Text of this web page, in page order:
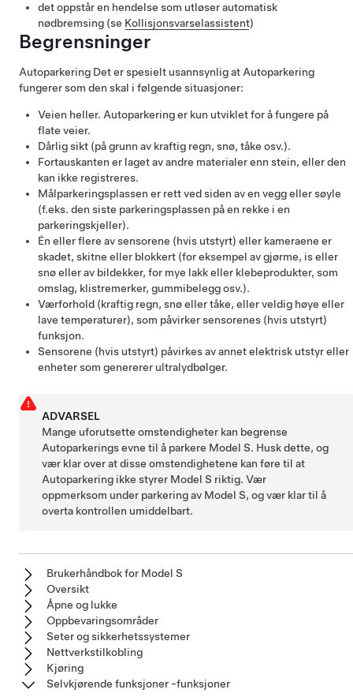
det oppstår en hendelse som utløser automatisk
nødbremsing (se Kollisjonsvarselassistent)
Begrensninger
Autoparkering Det er spesielt usannsynlig at Autoparkering
fungerer som den skal i følgende situasjoner:
Veien heller. Autoparkeringer kun utviklet for å fungere på
flate veier.
Dårlig sikt (på grunn av kraftig regn, snø, tåke osv.).
Fortauskanten er laget av andre materialer enn stein, eller den
kan ikke registreres.
Målparkeringsplassen er rett ved siden av en vegg eller søyle
(f.eks. den siste parkeringsplassen på en rekke i en
parkeringskjeller).
Én eller flere av sensorene (hvis utstyrt) eller kameraene er
skadet, skitne eller blokkert (for eksempel av gjørme, is eller
snø eller av bildekker, for mye lakk eller klebeprodukter, som
omslag, klistremerker, gummibelegg osv.).
Værforhold (kraftig regn, snø eller tåke, eller veldig høye eller
lave temperaturer), som påvirker sensorenes (hvis utstyrt)
funksjon.
Sensorene (hvis utstyrt) påvirkes av annet elektrisk utstyr eller
enheter som genererer ultralydbølger.
ADVARSEL
Mange uforutsette omstendigheter kan begrense
Autoparkerings evne til å parkere Model S. Husk dette, og
vær klar over at disse omstendighetene kan føre til at
Autoparkering ikke styrer Model S riktig. Vær
oppmerksom under parkering av Model S, og vær klar til å
overta kontrollen umiddelbart.
Brukerhåndbok for Model S
Oversikt
Åpne og lukke
Oppbevaringsområder
Seter og sikkerhetssystemer
Nettverkstilkobling
Kjøring
Selvkjørende funksjoner -funksjoner